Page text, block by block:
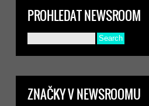
PROHLEDAT NEWSROOM
ZNAČKY V NEWSROOMU